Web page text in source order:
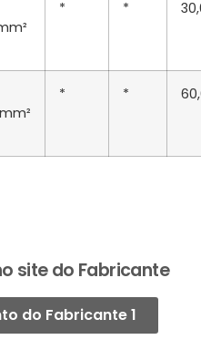
* *
* *
site do Fabricante
do Fabricante 1